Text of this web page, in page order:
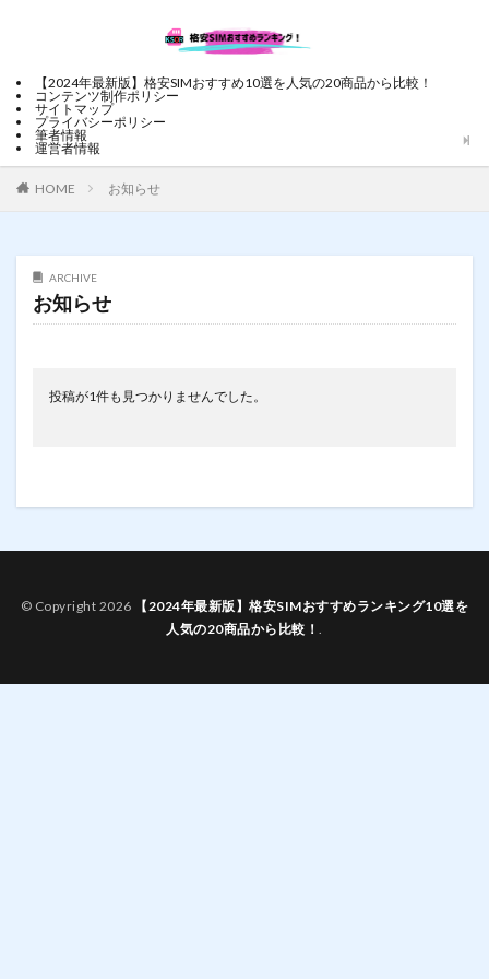
【2024年最新版】格安SIMおすすめ10選を人気の20商品から比較！
コンテンツ制作ポリシー
サイトマップ
プライバシーポリシー
筆者情報
運営者情報
HOME お知らせ
ARCHIVE
お知らせ
投稿が1件も見つかりませんでした。
© Copyright 2026
【2024年最新版】格安SIMおすすめランキング10選を
人気の20商品から比較！.